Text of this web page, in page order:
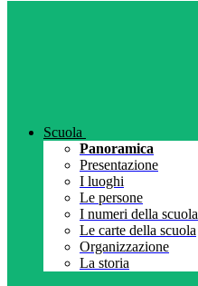
Scuola
Panoramica
Presentazione
I luoghi
Le persone
I numeri della scuola
Le carte della scuola
Organizzazione
La storia